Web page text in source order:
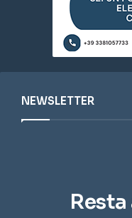
NEWSLETTER